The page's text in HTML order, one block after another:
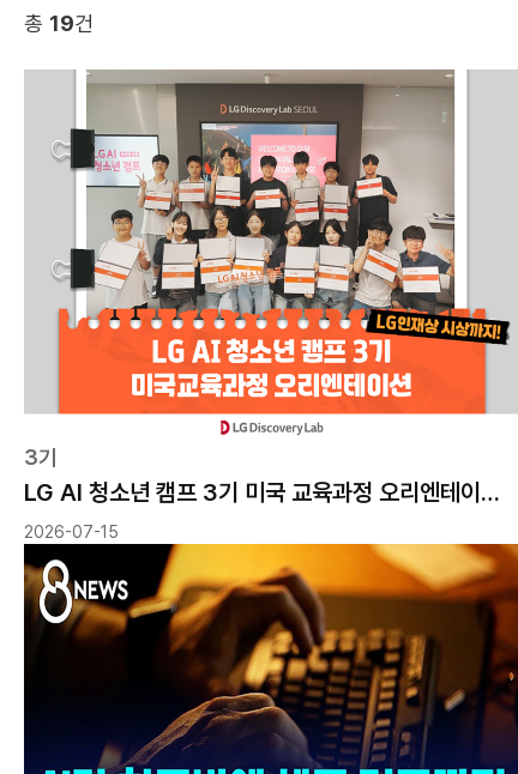
총 19건
3기
LG AI 청소년 캠프 3기 미국 교육과정 오리엔테이션 현장
2026-07-15